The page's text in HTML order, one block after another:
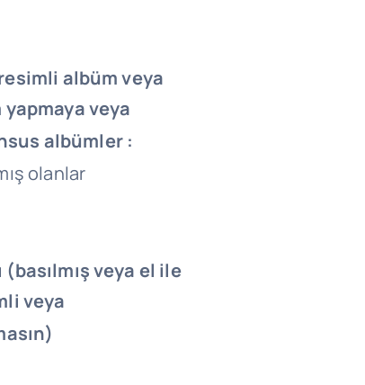
albüm veya
veya
albümler :
olanlar
veya el ile
veya